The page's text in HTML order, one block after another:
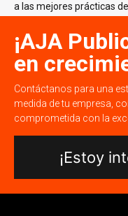
a las mejores prácticas
¡AJA
en
Contáctanos para una
medida de tu empresa,
comprometida con la
¡Estoy